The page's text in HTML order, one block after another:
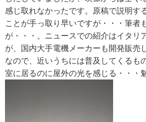
感じ取れなかったです。原稿で説明す
ことが手っ取り早いですが・・・筆者
が・・・。ニュースでの紹介はイタリ
が、国内大手電機メーカーも開発販売
なので、近いうちには普及してくるも
室に居るのに屋外の光を感じる・・・